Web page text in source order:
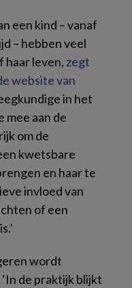
een kind – vanaf
– hebben veel
haar leven, zegt
website van
in het
mee aan de
om de
kwetsbare
en haar te
invloed van
of een
wordt
de praktijk blijkt